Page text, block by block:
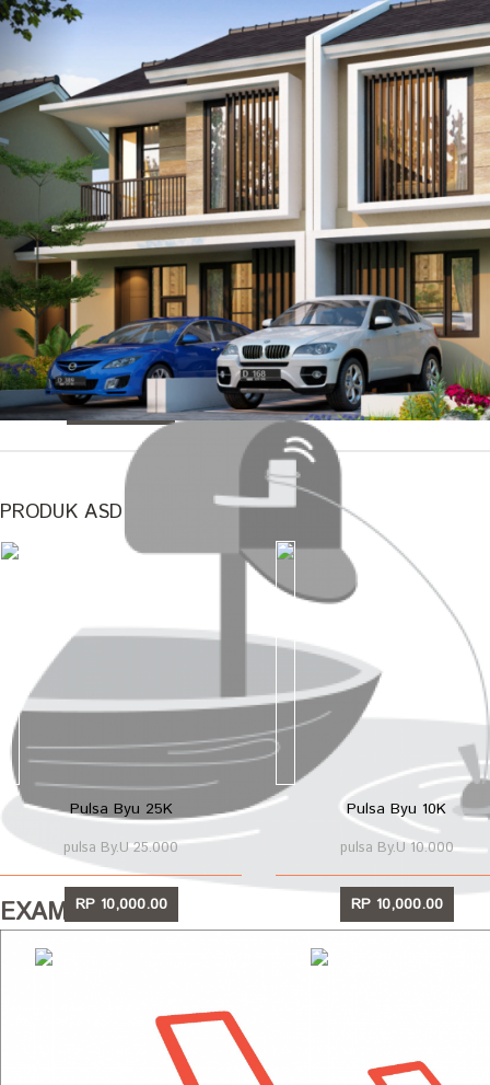
EXAMPLE
PRODUK BARU
LIVERPOOL RED BLACK
LIVERPOOL RED BLACK
RP 8,000.00
PRODUK ASD
Pulsa Byu 25K
pulsa By.U 25.000
RP 10,000.00
Pulsa Byu 10K
pulsa By.U 10.000
RP 10,000.00